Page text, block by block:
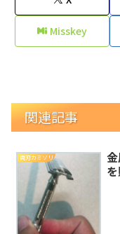
Misskey
関連記事
両刃カミソリ